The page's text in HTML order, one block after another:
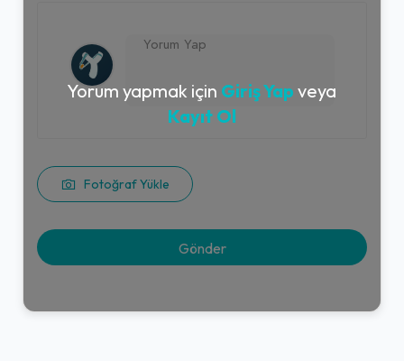
Fotoğraf Yükle
Yorum yapmak için Giriş Yap veya
Kayıt Ol